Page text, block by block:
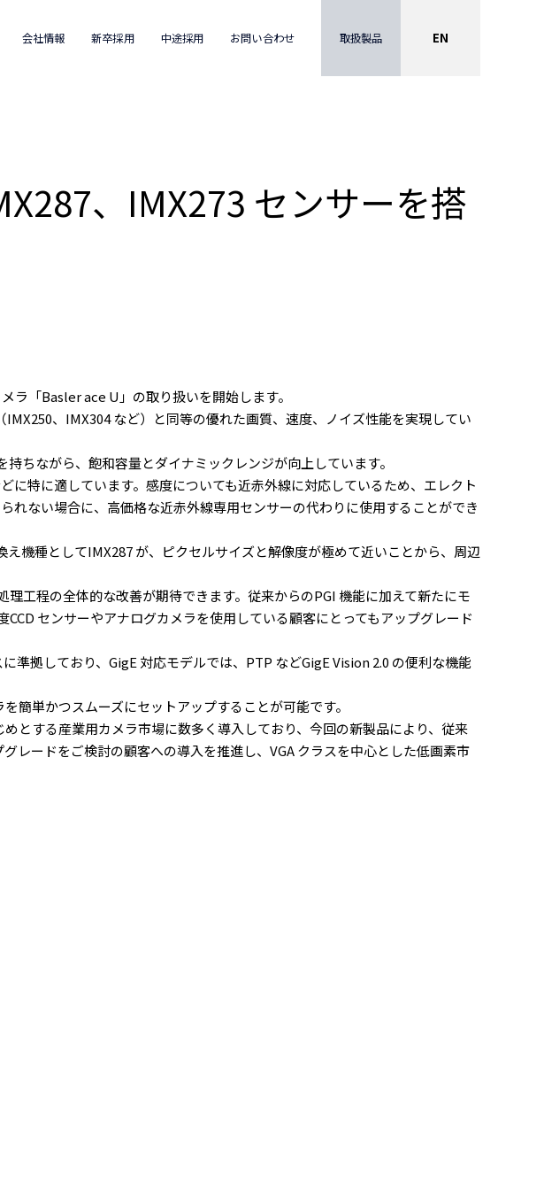
会社情報 新卒採用 中途採用 お問い合わせ 取扱製品 EN
、IMX273 センサーを搭
ラ「Basler ace U」の取り扱いを開始します。
、IMX304 など）と同等の優れた画質、速度、ノイズ性能を実現してい
ちながら、飽和容量とダイナミックレンジが向上しています。
特に適しています。感度についても近赤外線に対応しているため、エレクト
れない場合に、高価格な近赤外線専用センサーの代わりに使用することができ
機種としてIMX287 が、ピクセルサイズと解像度が極めて近いことから、周辺
工程の全体的な改善が期待できます。従来からのPGI 機能に加えて新たにモ
センサーやアナログカメラを使用している顧客にとってもアップグレード
準拠しており、GigE 対応モデルでは、PTP などGigE Vision 2.0 の便利な機能
単かつスムーズにセットアップすることが可能です。
とする産業用カメラ市場に数多く導入しており、今回の新製品により、従来
レードをご検討の顧客への導入を推進し、VGA クラスを中心とした低画素市